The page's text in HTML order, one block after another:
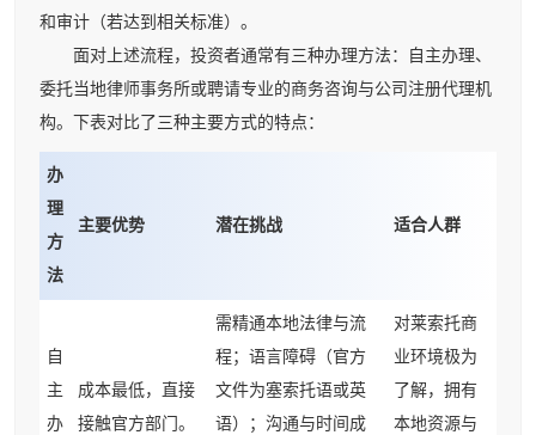
和审计（若达到相关标准）。
面对上述流程，投资者通常有三种办理方法：自主办理、
委托当地律师事务所或聘请专业的商务咨询与公司注册代理机
构。下表对比了三种主要方式的特点：
办
理
方
法
主要优势 潜在挑战 适合人群
自
主
办
成本最低，直接
接触官方部门。
需精通本地法律与流
程；语言障碍（官方
文件为塞索托语或英
语）；沟通与时间成
对莱索托商
业环境极为
了解，拥有
本地资源与